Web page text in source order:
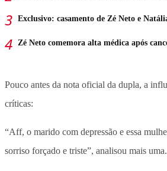
Exclusivo: casamento de Zé Neto e
Zé Neto comemora alta médica após
Pouco antes da nota oficial da dupla, a
críticas:
“Aff, o marido com depressão e essa
sorriso forçado e triste”, analisou mais uma.